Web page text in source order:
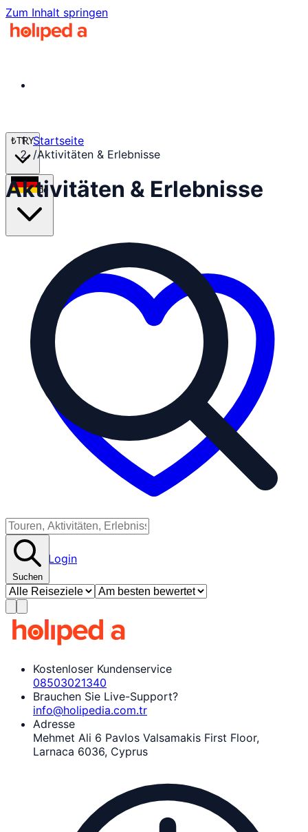
Zum Inhalt springen
₺TRY
de
Partner-Login
Startseite
/Aktivitäten & Erlebnisse
Aktivitäten & Erlebnisse
Suchen
Kostenloser Kundenservice
08503021340
Brauchen Sie Live-Support?
info@holipedia.com.tr
Adresse
Mehmet Ali 6 Pavlos Valsamakis First Floor,
Larnaca 6036, Cyprus